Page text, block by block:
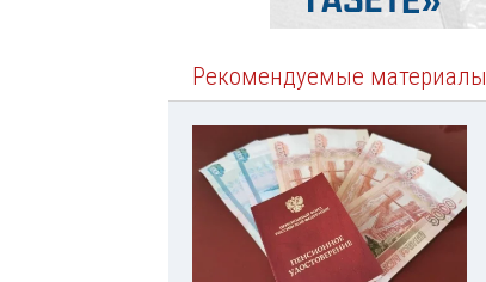
Рекомендуемые материалы